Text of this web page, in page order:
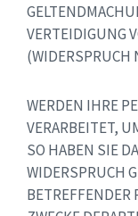
VERTEIDIGUNG
(WIDERSPRUCH
WERDEN IHRE
VERARBEITET,
SO HABEN SIE
WIDERSPRUCH
BETREFFENDER